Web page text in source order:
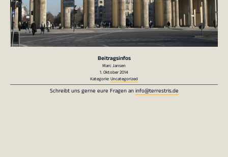
Beitragsinfos
Marc Jansen
1. Oktober 2014
Kategorie:Uncategorized
Schreibt uns gerne eure Fragen aninfo@terrestris.de